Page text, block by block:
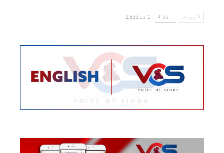
پچھلا اگلا 1 کے 2,633